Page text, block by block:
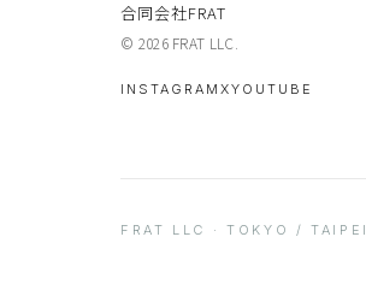
合同会社FRAT
© 2026 FRAT LLC.
INSTAGRAM XYOUTUBE
FRAT LLC · TOKYO / TAIPEI